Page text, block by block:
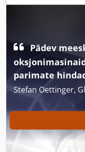
300 mm, filtripindala:
Pädev
parimate
Stefan Oettinger,